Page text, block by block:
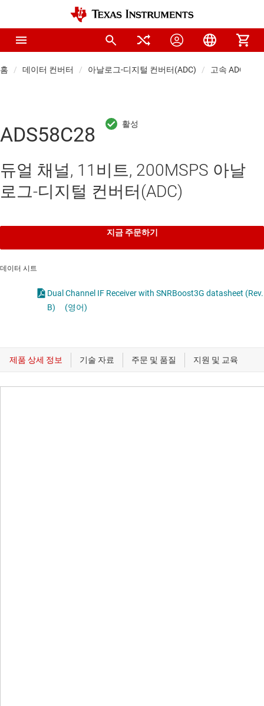
홈 데이터 컨버터 아날로그-디지털 컨버터(ADC) 고속 ADC(≥10
ADS58C28
듀얼 채널, 11비트, 200MSPS 아날
로그-디지털 컨버터(ADC)
지금 주문하기
데이터 시트
Dual Channel IF Receiver with SNRBoost3G datasheet (Rev.
B)
(영어)